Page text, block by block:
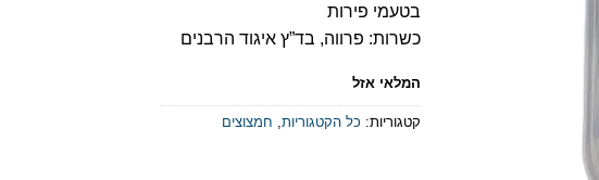
בטעמי פירות
כשרות: פרווה, בד”ץ איגוד הרבנים
המלאי אזל
קטגוריות: כל הקטגוריות, חמצוצים